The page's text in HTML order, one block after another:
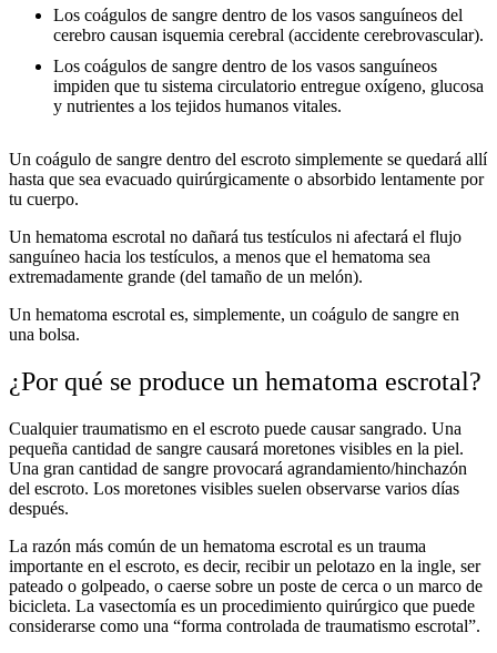
Los coágulos de sangre dentro de los vasos sanguíneos del
cerebro causan isquemia cerebral (accidente cerebrovascular).
Los coágulos de sangre dentro de los vasos sanguíneos
impiden que tu sistema circulatorio entregue oxígeno, glucosa
y nutrientes a los tejidos humanos vitales.
Un coágulo de sangre dentro del escroto simplemente se quedará allí
hasta que sea evacuado quirúrgicamente o absorbido lentamente por
tu cuerpo.
Un hematoma escrotal no dañará tus testículos ni afectará el flujo
sanguíneo hacia los testículos, a menos que el hematoma sea
extremadamente grande (del tamaño de un melón).
Un hematoma escrotal es, simplemente, un coágulo de sangre en
una bolsa.
¿Por qué se produce un hematoma escrotal?
Cualquier traumatismo en el escroto puede causar sangrado. Una
pequeña cantidad de sangre causará moretones visibles en la piel.
Una gran cantidad de sangre provocará agrandamiento/hinchazón
del escroto. Los moretones visibles suelen observarse varios días
después.
La razón más común de un hematoma escrotal es un trauma
importante en el escroto, es decir, recibir un pelotazo en la ingle, ser
pateado o golpeado, o caerse sobre un poste de cerca o un marco de
bicicleta. La vasectomía es un procedimiento quirúrgico que puede
considerarse como una “forma controlada de traumatismo escrotal”.